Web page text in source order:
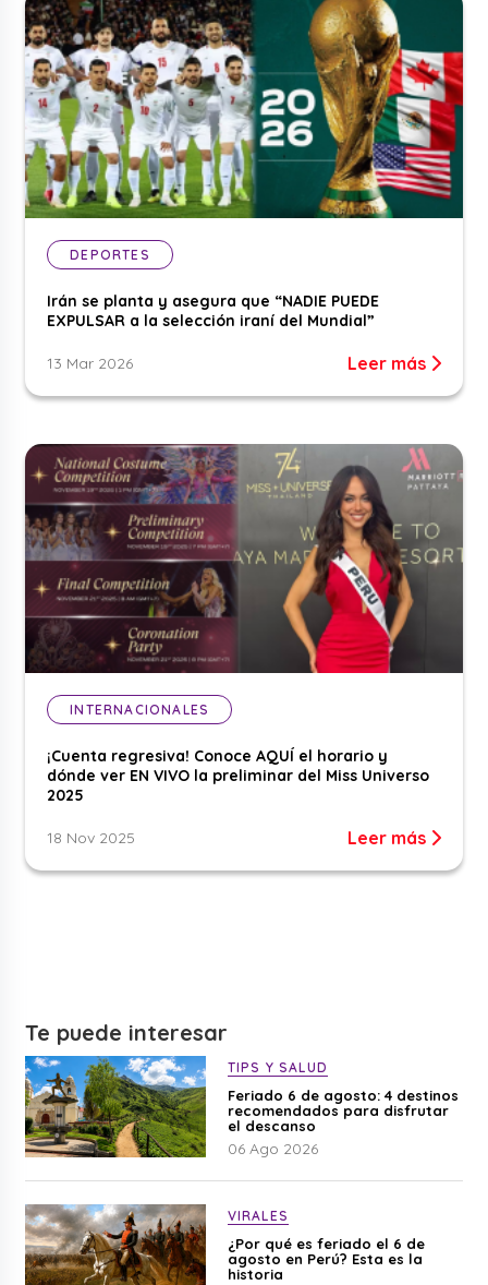
DEPORTES
Irán se planta y asegura que “NADIE PUEDE
EXPULSAR a la selección iraní del Mundial”
13 Mar 2026 Leer más
INTERNACIONALES
¡Cuenta regresiva! Conoce AQUÍ el horario y
dónde ver EN VIVO la preliminar del Miss Universo
2025
18 Nov 2025 Leer más
Te puede interesar
TIPS Y SALUD
Feriado 6 de agosto: 4 destinos
recomendados para disfrutar
el descanso
06 Ago 2026
VIRALES
¿Por qué es feriado el 6 de
agosto en Perú? Esta es la
historia